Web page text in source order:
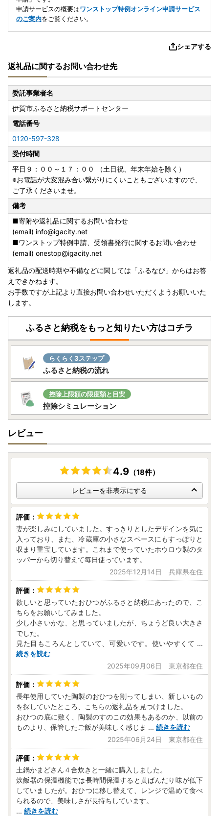
申請サービスの概要はワンストップ特例オンライン申請サービス
のご案内をご覧ください。
シェアする
返礼品に関するお問い合わせ先
委託事業者名
伊賀市ふるさと納税サポートセンター
電話番号
0120-597-328
受付時間
平日９：００～１７：００ （土日祝、年末年始を除く）
※お電話が大変混み合い繋がりにくいこともございますので、
ご了承くださいませ。
備考
■寄附や返礼品に関するお問い合わせ
(email) info@igacity.net
■ワンストップ特例申請、受領書発行に関するお問い合わせ
(email) onestop@igacity.net
返礼品の配送時期や不備などに関しては「ふるなび」からはお答
えできかねます。
お手数ですが上記より直接お問い合わせいただくようお願いいた
します。
ふるさと納税をもっと知りたい方はコチラ
らくらく3ステップ
ふるさと納税の流れ
控除上限額の限度額と目安
控除シミュレーション
レビュー
4.9 （18件）
レビューを非表示にする
妻が楽しみにしていました。すっきりとしたデザインを気に
入っており、また、冷蔵庫の小さなスペースにもすっぽりと
収まり重宝しています。これまで使っていたホウロウ製のタ
ッパーから切り替えて毎日使っています。
2025年12月14日 兵庫県在住
欲しいと思っていたおひつがふるさと納税にあったので、こ
ちらをお願いしてみました。
少し小さいかな、と思っていましたが、ちょうど良い大きさ
でした。
見た目もころんとしていて、可愛いです。使いやすくて ...
続きを読む
2025年09月06日 東京都在住
長年使用していた陶製のおひつを割ってしまい、新しいもの
を探していたところ、こちらの返礼品を見つけました。
おひつの底に敷く、陶製のすのこの効果もあるのか、以前の
ものより、保管したご飯が美味しく感じま ... 続きを読む
2025年06月24日 東京都在住
土鍋かまどさん４合炊きと一緒に購入しました。
炊飯器の保温機能では長時間保温すると黄ばんだり味が低下
していましたが。おひつに移し替えて、レンジで温めて食べ
られるので、美味しさが長持ちしています。
... 続きを読む